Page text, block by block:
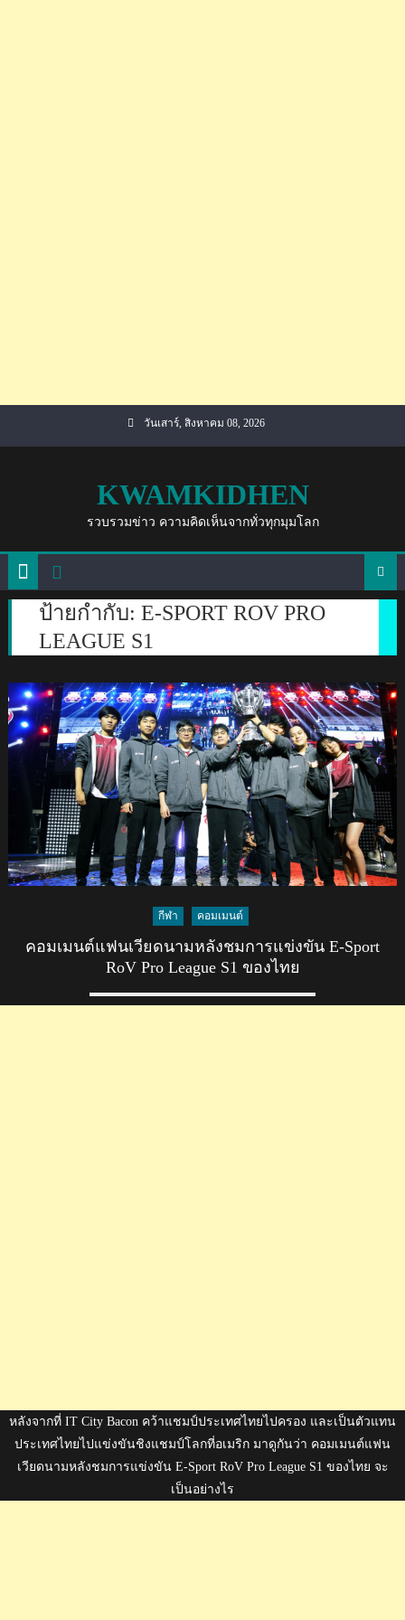
วันเสาร์, สิงหาคม 08, 2026
KWAMKIDHEN
รวบรวมข่าว ความคิดเห็นจากทั่วทุกมุมโลก
ป้ายกำกับ: E-SPORT ROV PRO
LEAGUE S1
กีฬา คอมเมนต์
คอมเมนต์แฟนเวียดนามหลังชมการแข่งขัน E-Sport
RoV Pro League S1 ของไทย
หลังจากที่ IT City Bacon คว้าแชมป์ประเทศไทยไปครอง และเป็นตัวแทน
ประเทศไทยไปแข่งขันชิงแชมป์โลกที่อเมริก มาดูกันว่า คอมเมนต์แฟน
เวียดนามหลังชมการแข่งขัน E-Sport RoV Pro League S1 ของไทย จะ
เป็นอย่างไร